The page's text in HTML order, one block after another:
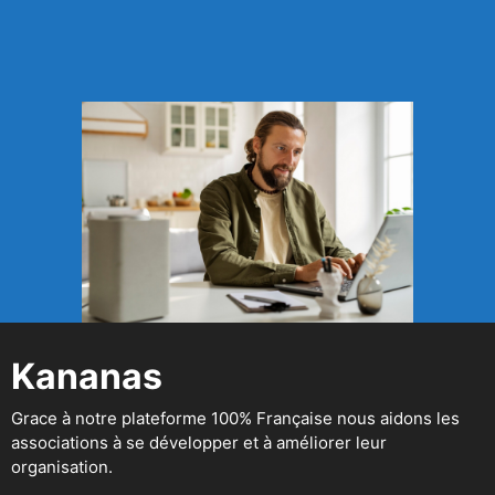
Kananas
Grace à notre plateforme 100% Française nous aidons les
associations à se développer et à améliorer leur
organisation.